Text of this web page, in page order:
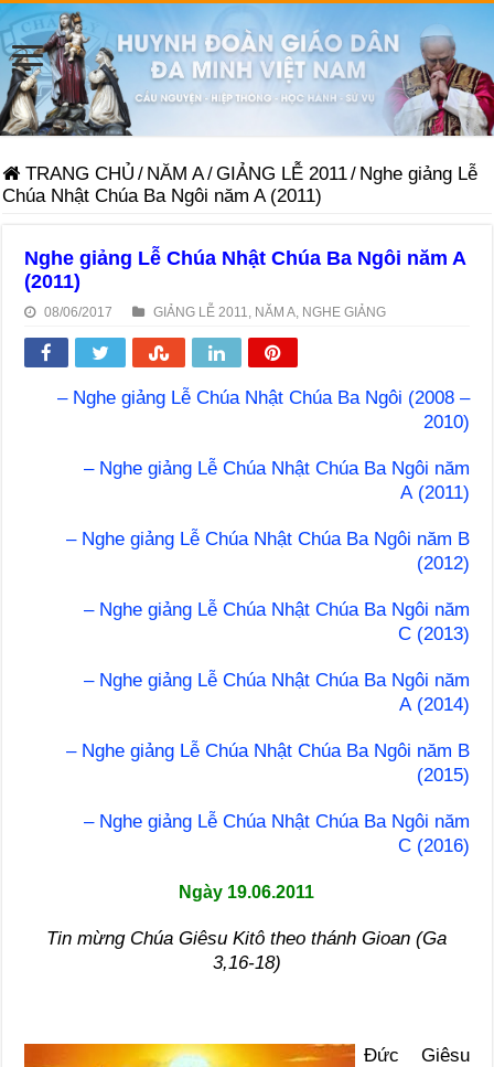
TRANG CHỦ / NĂM A/GIẢNG LỄ 2011/ Nghe giảng Lễ
Chúa Nhật Chúa Ba Ngôi năm A (2011)
Nghe giảng Lễ Chúa Nhật Chúa Ba Ngôi năm A
(2011)
08/06/2017 GIẢNG LỄ 2011 NĂM A NGHE GIẢNG
– Nghe giảng Lễ Chúa Nhật Chúa Ba Ngôi (2008 –
2010)
– Nghe giảng Lễ Chúa Nhật Chúa Ba Ngôi năm
A (2011)
– Nghe giảng Lễ Chúa Nhật Chúa Ba Ngôi năm B
(2012)
– Nghe giảng Lễ Chúa Nhật Chúa Ba Ngôi năm
C (2013)
– Nghe giảng Lễ Chúa Nhật Chúa Ba Ngôi năm
A (2014)
– Nghe giảng Lễ Chúa Nhật Chúa Ba Ngôi năm B
(2015)
– Nghe giảng Lễ Chúa Nhật Chúa Ba Ngôi năm
C (2016)
Ngày 19.06.2011
Tin mừng Chúa Giêsu Kitô theo thánh Gioan (Ga
3,16-18)
Đức Giêsu